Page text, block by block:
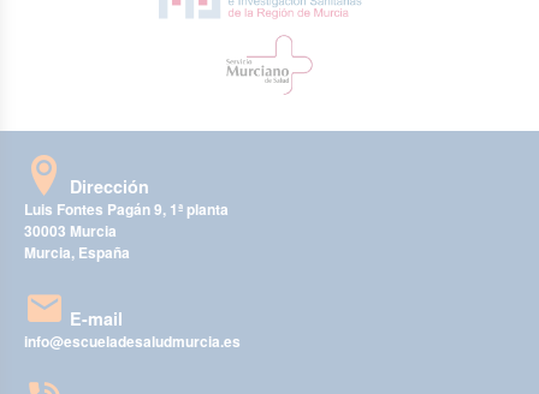
Dirección
Luis Fontes Pagán 9, 1ª planta
30003 Murcia
Murcia, España
E-mail
info@escueladesaludmurcia.es